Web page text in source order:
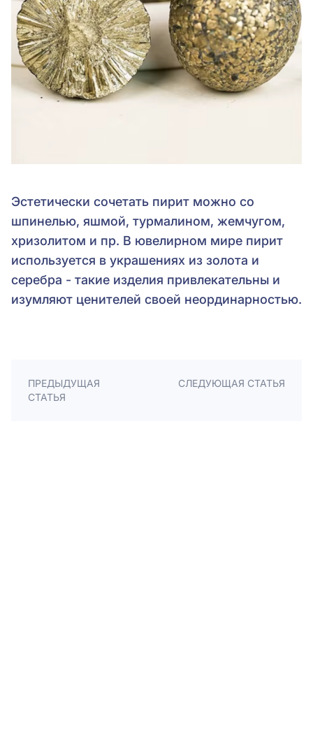
Эстетически сочетать пирит можно со
шпинелью, яшмой, турмалином, жемчугом,
хризолитом и пр. В ювелирном мире пирит
используется в украшениях из золота и
серебра - такие изделия привлекательны и
изумляют ценителей своей неординарностью.
ПРЕДЫДУЩАЯ
СТАТЬЯ
СЛЕДУЮЩАЯ СТАТЬЯ